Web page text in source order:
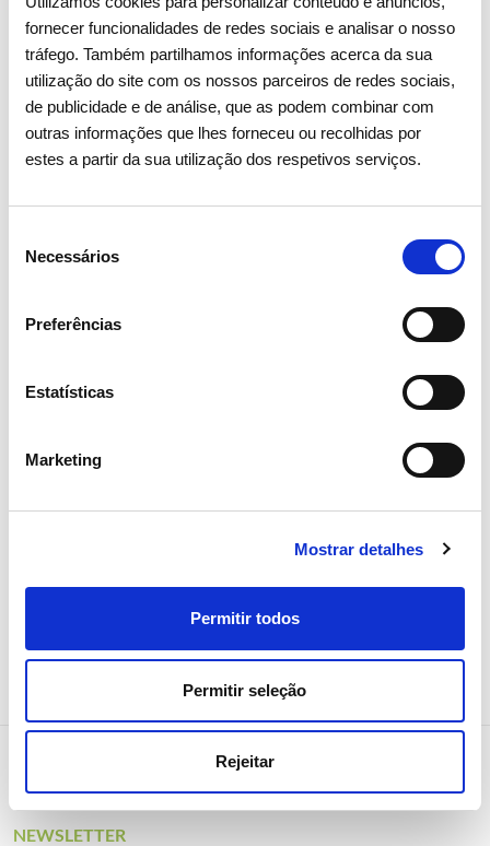
fornecer funcionalidades de redes sociais e analisar o nosso
tráfego. Também partilhamos informações acerca da sua
utilização do site com os nossos parceiros de redes sociais,
de publicidade e de análise, que as podem combinar com
outras informações que lhes forneceu ou recolhidas por
estes a partir da sua utilização dos respetivos serviços.
Necessários
Preferências
Estatísticas
Marketing
Mostrar detalhes
Permitir todos
Permitir seleção
Rejeitar
Solar foi a principal fonte de
NEWSLETTER